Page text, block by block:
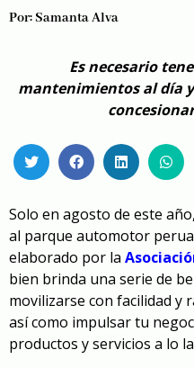
Por:Samanta Alva
Es necesario
mantenimientos al día
Solo en agosto de este
al parque automotor
elaborado por la
bien brinda una serie de
movilizarse con facilidad y
así como impulsar tu
productos y servicios a lo